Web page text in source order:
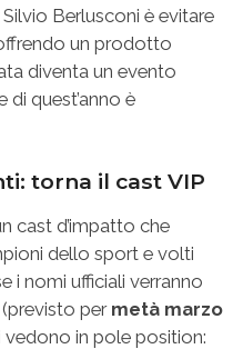
Silvio Berlusconi è evitare
un prodotto
diventa un evento
di quest’anno è
torna il cast VIP
cast d’impatto che
dello sport e volti
i nomi ufficiali verranno
per metà marzo
vedono in pole position: